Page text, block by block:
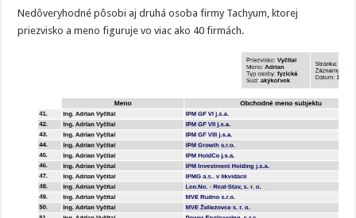
Nedôveryhodné pôsobi aj druhá osoba firmy Tachyum, ktorej
priezvisko a meno figuruje vo viac ako 40 firmách.